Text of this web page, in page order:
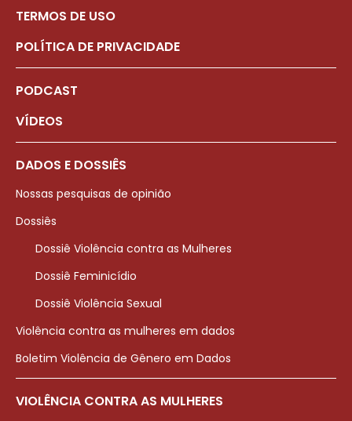
TERMOS DE USO
POLÍTICA DE PRIVACIDADE
PODCAST
VÍDEOS
DADOS E DOSSIÊS
Nossas pesquisas de opinião
Dossiês
Dossiê Violência contra as Mulheres
Dossiê Feminicídio
Dossiê Violência Sexual
Violência contra as mulheres em dados
Boletim Violência de Gênero em Dados
VIOLÊNCIA CONTRA AS MULHERES